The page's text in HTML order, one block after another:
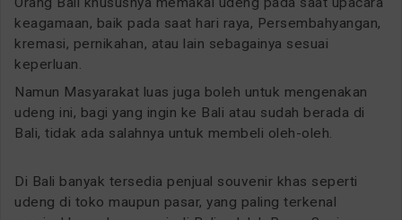
keagamaan, baik pada saat hari raya, Persembahyangan,
kremasi, pernikahan, atau lain sebagainya sesuai
keperluan.
Namun Masyarakat luas juga boleh untuk mengenakan
udeng ini, bagi yang ingin ke Bali atau sudah berada di
Bali, tidak ada salahnya untuk membeli oleh-oleh.
Di Bali banyak tersedia penjual souvenir khas seperti
udeng di toko maupun pasar, yang paling terkenal